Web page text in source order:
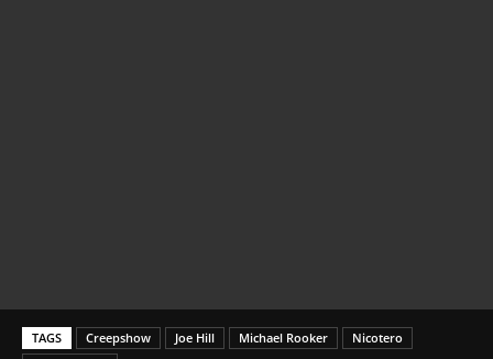
TAGS Creepshow Joe Hill Michael Rooker
Nicotero